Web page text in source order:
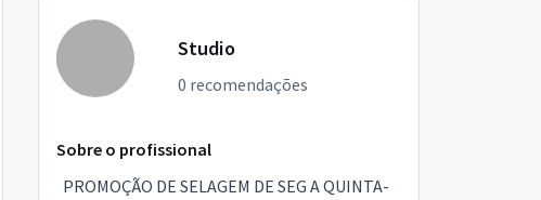
Studio
0 recomendações
Sobre o profissional